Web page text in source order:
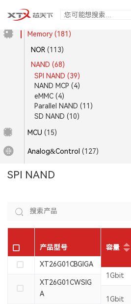
Memory (181)
NOR (113)
NAND (68)
SPI NAND (39)
NAND MCP (4)
eMMC (4)
Parallel NAND (11)
SD NAND (10)
MCU (15)
Analog&Control (127)
SPI NAND
容量
1Gbit
1Gbit
产品型号
XT26G01CBGIGA
XT26G01CWSIG
A